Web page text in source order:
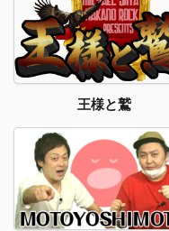
王様と鷲